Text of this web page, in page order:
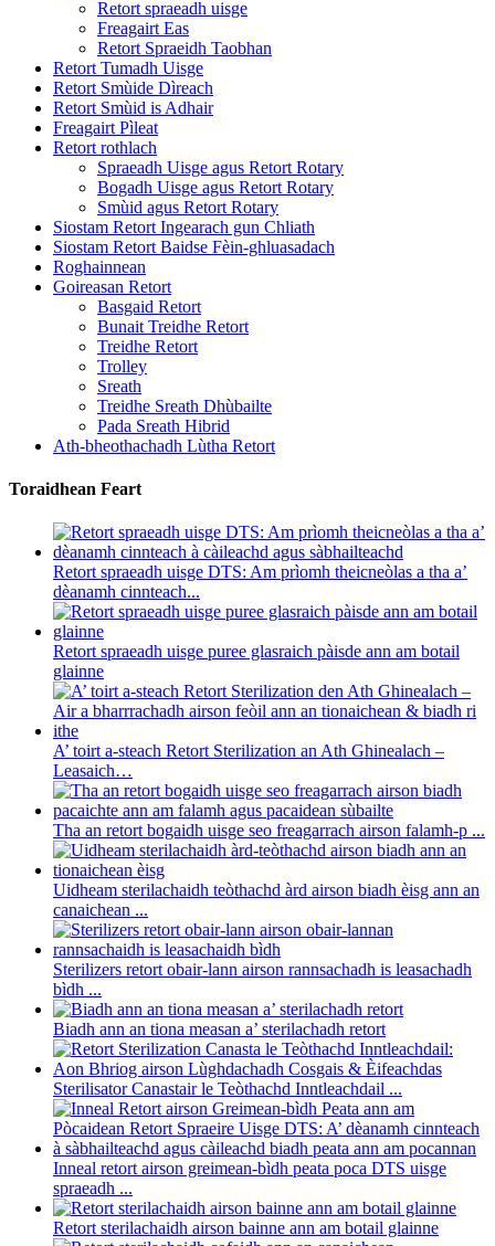
Retort spraeadh uisge
Freagairt Eas
Retort Spraeidh Taobhan
Retort Tumadh Uisge
Retort Smùide Dìreach
Retort Smùid is Adhair
Freagairt Pìleat
Retort rothlach
Spraeadh Uisge agus Retort Rotary
Bogadh Uisge agus Retort Rotary
Smùid agus Retort Rotary
Siostam Retort Ingearach gun Chliath
Siostam Retort Baidse Fèin-ghluasadach
Roghainnean
Goireasan Retort
Basgaid Retort
Bunait Treidhe Retort
Treidhe Retort
Trolley
Sreath
Treidhe Sreath Dhùbailte
Pada Sreath Hibrid
Ath-bheothachadh Lùtha Retort
Toraidhean Feart
Retort spraeadh uisge DTS: Am prìomh theicneòlas a tha a’
dèanamh cinnteach...
Retort spraeadh uisge puree glasraich pàisde ann am botail
glainne
A’ toirt a-steach Retort Sterilization an Ath Ghinealach –
Leasaich…
Tha an retort bogaidh uisge seo freagarrach airson falamh-p ...
Uidheam sterilachaidh teòthachd àrd airson biadh èisg ann an
canaichean ...
Sterilizers retort obair-lann airson rannsachadh is leasachadh
bìdh ...
Biadh ann an tiona measan a’ sterilachadh retort
Sterilisator Canastair le Teòthachd Inntleachdail ...
Inneal retort airson greimean-bìdh peata poca DTS uisge
spraeadh ...
Retort sterilachaidh airson bainne ann am botail glainne